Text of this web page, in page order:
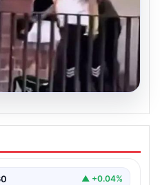
O kişi için
“ İstanbul’da…▲ +0.04%